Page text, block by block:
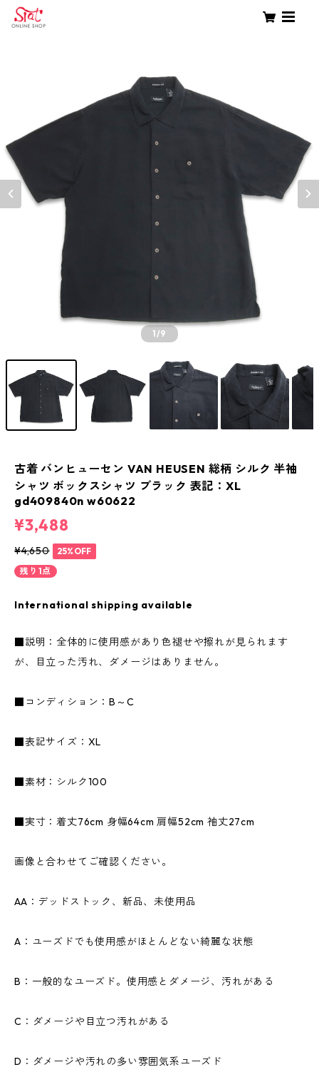
1/9
古着 バンヒューセン VAN HEUSEN 総柄 シルク 半袖
シャツ ボックスシャツ ブラック 表記：XL
gd409840n w60622
¥3,488
¥4,650
25%OFF
残り1点
International shipping available
■説明：全体的に使用感があり色褪せや擦れが見られます
が、目立った汚れ、ダメージはありません。
■コンディション：B～C
■表記サイズ：XL
■素材：シルク100
■実寸：着丈76cm 身幅64cm 肩幅52cm 袖丈27cm
画像と合わせてご確認ください。
AA：デッドストック、新品、未使用品
A：ユーズドでも使用感がほとんどない綺麗な状態
B：一般的なユーズド。使用感とダメージ、汚れがある
C：ダメージや目立つ汚れがある
D：ダメージや汚れの多い雰囲気系ユーズド